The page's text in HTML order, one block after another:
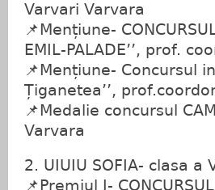
Varvari Varvara
📌Mențiune-
EMIL-PALADE’’, prof.
📌Mențiune- Concursul
Țiganetea’’,
📌Medalie concursul
Varvara
2. UIUIU SOFIA- clasa a
📌Premiul I-